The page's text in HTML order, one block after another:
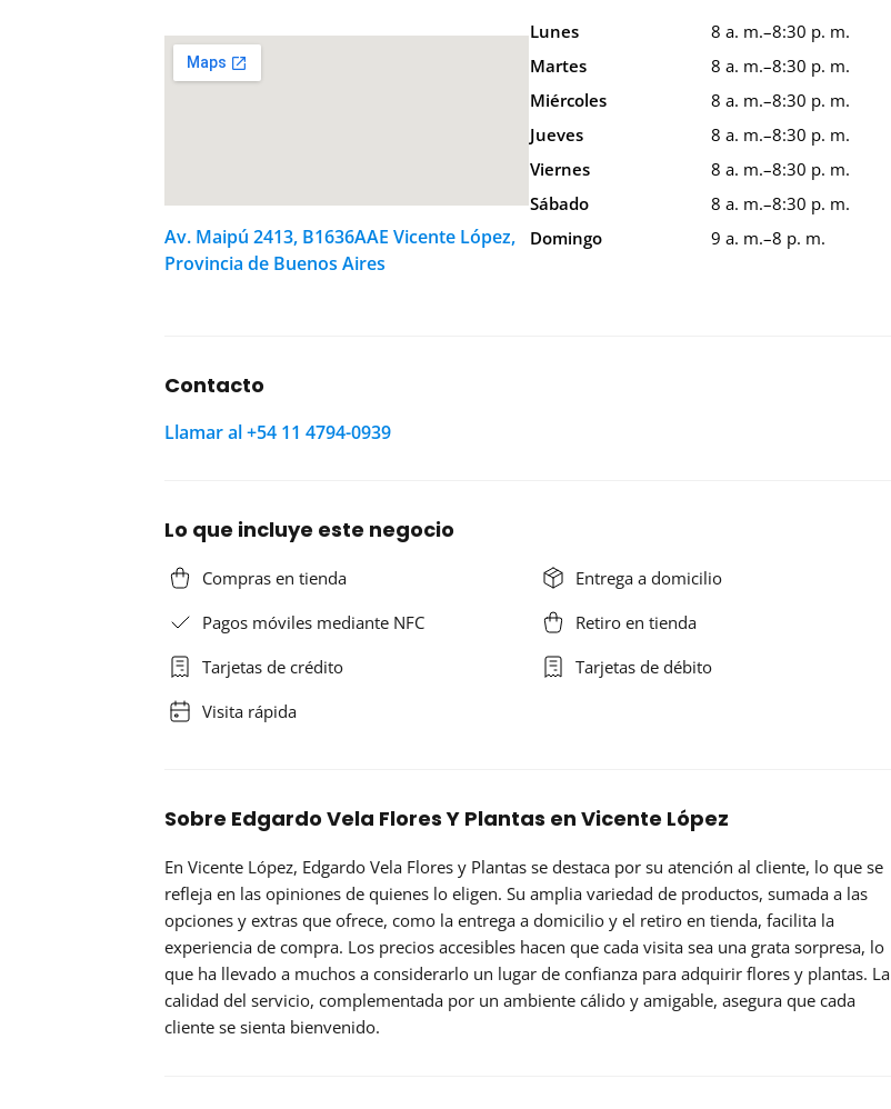
Av. Maipú 2413, B1636AAE Vicente López,
Provincia de Buenos Aires
Lunes
8 a. m.–8:30 p. m.
Martes
8 a. m.–8:30 p. m.
Miércoles
8 a. m.–8:30 p. m.
Jueves
8 a. m.–8:30 p. m.
Viernes
8 a. m.–8:30 p. m.
Sábado
8 a. m.–8:30 p. m.
Domingo
9 a. m.–8 p. m.
Contacto
Llamar al +54 11 4794-0939
Lo que incluye este negocio
Compras en tienda
Entrega a domicilio
Pagos móviles mediante NFC
Retiro en tienda
Tarjetas de crédito
Tarjetas de débito
Visita rápida
Sobre Edgardo Vela Flores Y Plantas en Vicente López
En Vicente López, Edgardo Vela Flores y Plantas se destaca por su atención al cliente, lo que se
refleja en las opiniones de quienes lo eligen. Su amplia variedad de productos, sumada a las
opciones y extras que ofrece, como la entrega a domicilio y el retiro en tienda, facilita la
experiencia de compra. Los precios accesibles hacen que cada visita sea una grata sorpresa, lo
que ha llevado a muchos a considerarlo un lugar de confianza para adquirir flores y plantas. La
calidad del servicio, complementada por un ambiente cálido y amigable, asegura que cada
cliente se sienta bienvenido.